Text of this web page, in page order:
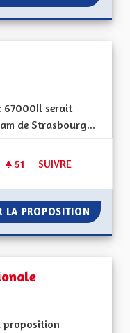
67000Il serait
de Strasbourg...
51 51 ABONNÉS
SUIVRE
LA PROPOSITION
proposition